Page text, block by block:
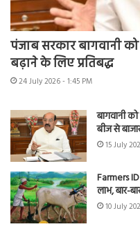
पंजाब सरकार बागवानी
बढ़ाने के लिए प्रतिबद्ध
24 July 2026 - 1:45 PM
बागवानी
बीज से
15 July
Farmers
लाभ, बार-
10 July